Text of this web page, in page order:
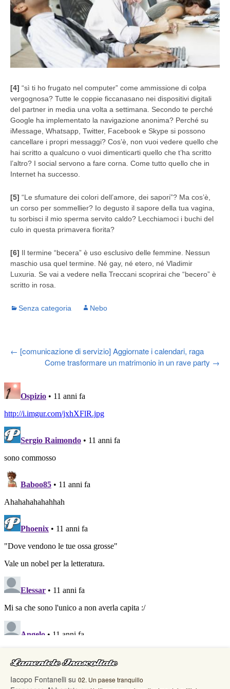
[4] “sì ti ho frugato nel computer” come ammissione di colpa
vergognosa? Tutte le coppie ficcanasano nei dispositivi digitali
del partner in media una volta a settimana. Secondo te perché
Google ha implementato la navigazione anonima? Perché su
iMessage, Whatsapp, Twitter, Facebook e Skype si possono
cancellare i propri messaggi? Cos’è, non vuoi vedere quello che
hai scritto a qualcuno o vuoi dimenticarti quello che t’ha scritto
l’altro? I social servono a fare corna. Come tutto quello che in
Internet ha successo.
[5] “Le sfumature dei colori dell’amore, dei sapori”? Ma cos’è,
un corso per sommellier? Io degusto il sapore della tua vagina,
tu sorbisci il mio sperma servito caldo? Lecchiamoci i buchi del
culo in questa primavera fiorita?
[6] Il termine “becera” è uso esclusivo delle femmine. Nessun
maschio usa quel termine. Né gay, né etero, né Vladimir
Luxuria. Se vai a vedere nella Treccani scoprirai che “becero” è
scritto in rosa.
Senza categoria Nebo
Post
navigation
← [comunicazione di servizio] Aggiornate i calendari, raga
Come trasformare un matrimonio in un rave party →
Lamentele Inascoltate
Iacopo Fontanelli su 02. Un paese tranquillo